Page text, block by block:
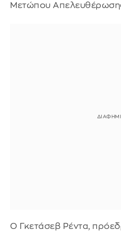
Μετώπου Απελευθέρωσης
Ο Γκετάσεβ Ρέντα,